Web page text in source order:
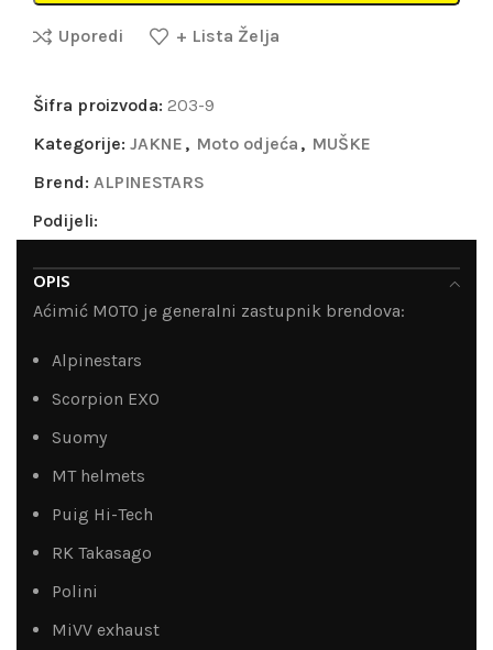
Uporedi + Lista Želja
Šifra proizvoda: 203-9
Kategorije: JAKNE , Moto odjeća , MUŠKE
Brend: ALPINESTARS
Podijeli:
OPIS
Aćimić MOTO je generalni zastupnik brendova:
Alpinestars
Scorpion EXO
Suomy
MT helmets
Puig Hi-Tech
RK Takasago
Polini
MiVV exhaust